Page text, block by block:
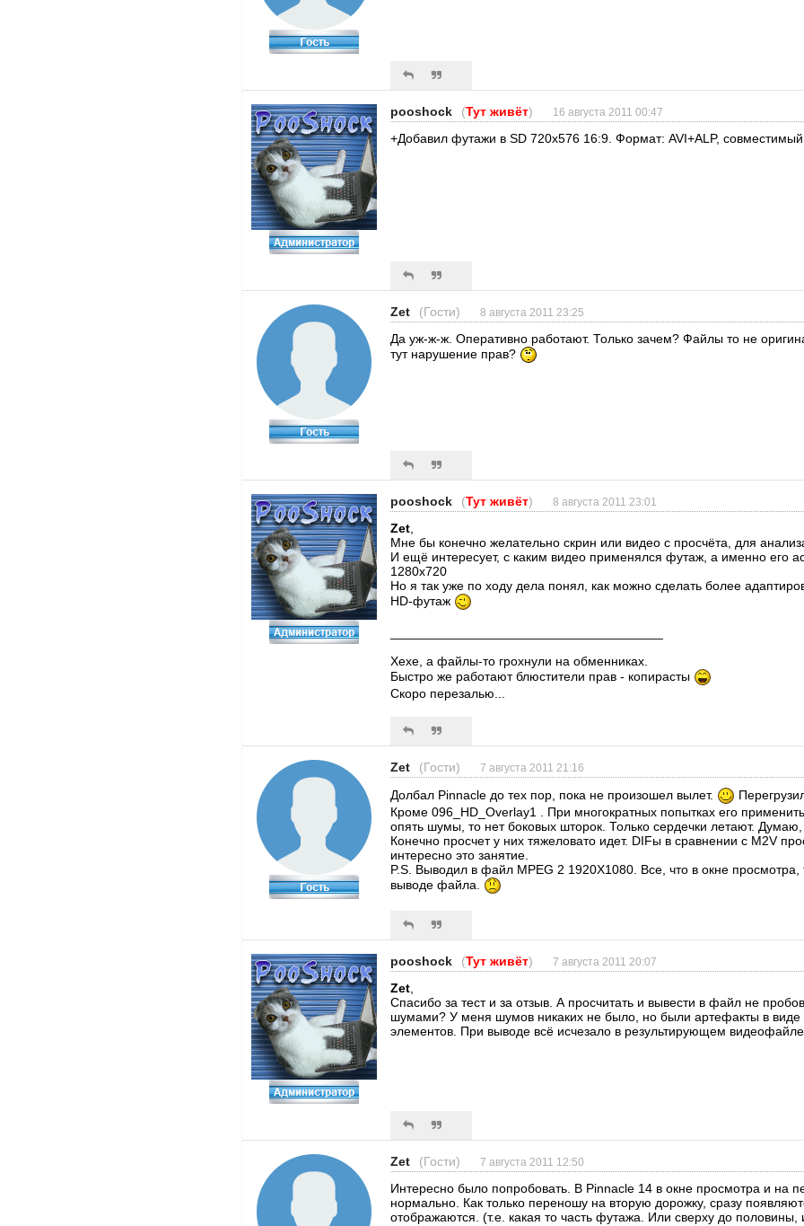
pooshock (Тут живёт) 16 августа 2011 00:47
+Добавил футажи в SD 720x576 16:9. Формат: AVI+ALP,
Zet (Гости) 8 августа 2011 23:25
Да уж-ж-ж. Оперативно работают. Только зачем? Файлы то не
тут нарушение прав?
pooshock (Тут живёт) 8 августа 2011 23:01
Zet,
Мне бы конечно желательно скрин или видео с просчёта, для
И ещё интересует, с каким видео применялся футаж, а именно его
1280x720
Но я так уже по ходу дела понял, как можно сделать более
HD-футаж
Хехе, а файлы-то грохнули на обменниках.
Быстро же работают блюстители прав - копирасты
Скоро перезалью...
Zet (Гости) 7 августа 2011 21:16
Долбал Pinnacle до тех пор, пока не произошел вылет.
Кроме 096_HD_Overlay1 . При многократных попытках его
опять шумы, то нет боковых шторок. Только сердечки летают.
Конечно просчет у них тяжеловато идет. DIFы в сравнении с M2V
интересно это занятие.
P.S. Выводил в файл MPEG 2 1920X1080. Все, что в окне просмотра,
выводе файла.
pooshock (Тут живёт) 7 августа 2011 20:07
Zet,
Спасибо за тест и за отзыв. А просчитать и вывести в файл не
шумами? У меня шумов никаких не было, но были артефакты в виде
элементов. При выводе всё исчезало в результирующем
Zet (Гости) 7 августа 2011 12:50
Интересно было попробовать. В Pinnacle 14 в окне просмотра и на
нормально. Как только переношу на вторую дорожку, сразу
отображаются. (т.е. какая то часть футажа. Или сверху до половины,